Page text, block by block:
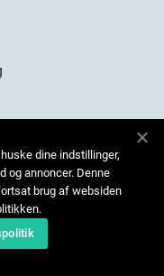
dine indstillinger,
og annoncer. Denne
brug af websiden